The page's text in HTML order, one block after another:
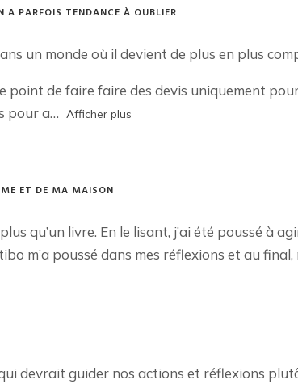
A PARFOIS TENDANCE À OUBLIER
un monde où il devient de plus en plus
point de faire faire des devis uniquement
pour a
Afficher plus
ET DE MA MAISON
qu’un livre. En le lisant, j’ai été poussé à
m’a poussé dans mes réflexions et au
qui devrait guider nos actions et réflexions